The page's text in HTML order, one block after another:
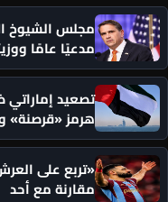
مجلس الشيوخ
مدعيًا عامًا
تصعيد
هرمز «قرصنة»
«تربع على
مقارنة مع أحد